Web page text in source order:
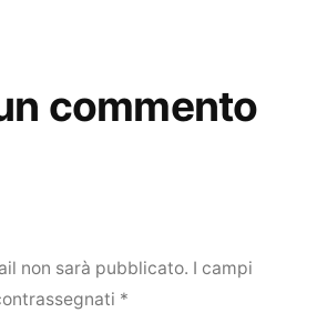
commento
non sarà pubblicato. I campi
*